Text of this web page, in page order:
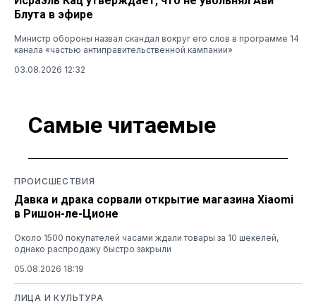
Блута в эфире
Министр обороны назвал скандал вокруг его слов в программе 14
канала «частью антиправительственной кампании»
03.08.2026 12:32
Самые читаемые
ПРОИСШЕСТВИЯ
Давка и драка сорвали открытие магазина Xiaomi
в Ришон-ле-Ционе
Около 1500 покупателей часами ждали товары за 10 шекелей,
однако распродажу быстро закрыли
05.08.2026 18:19
ЛИЦА И КУЛЬТУРА